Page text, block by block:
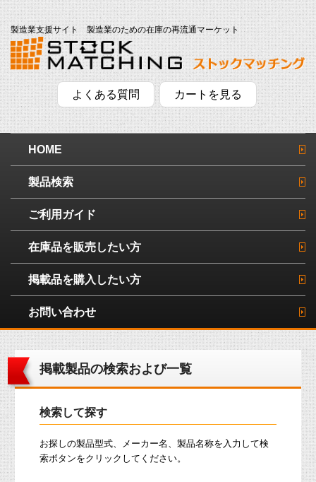
製造業支援サイト 製造業のための在庫の再流通マーケット
よくある質問 カートを見る
HOME
製品検索
ご利用ガイド
在庫品を販売したい方
掲載品を購入したい方
お問い合わせ
掲載製品の検索および一覧
検索して探す
お探しの製品型式、メーカー名、製品名称を入力して検
索ボタンをクリックしてください。